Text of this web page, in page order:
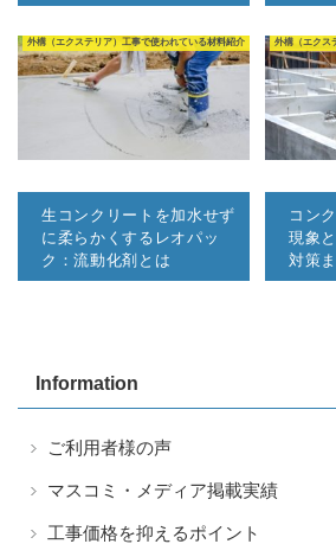
外構（エクステリア）工事で使われている材料紹介
生コンクリートを加水せず
に柔らかくするレオパッ
ク：流動化剤とは
外構（エクス
コン
現象
対策
Information
ご利用者様の声
マスコミ・メディア掲載実績
工事価格を抑えるポイント